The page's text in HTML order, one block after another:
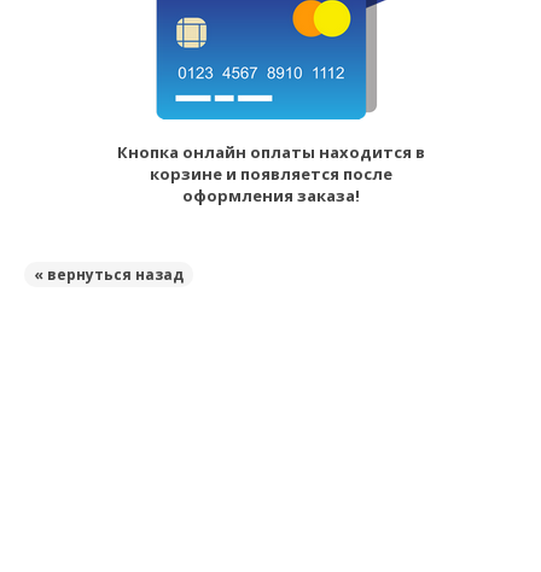
Кнопка онлайн оплаты находится в
корзине и появляется после
оформления заказа!
« вернуться назад